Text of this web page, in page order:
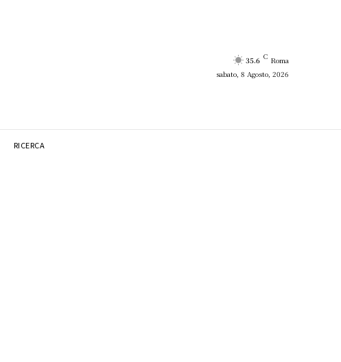
35.6 C Roma
sabato, 8 Agosto, 2026
RICERCA